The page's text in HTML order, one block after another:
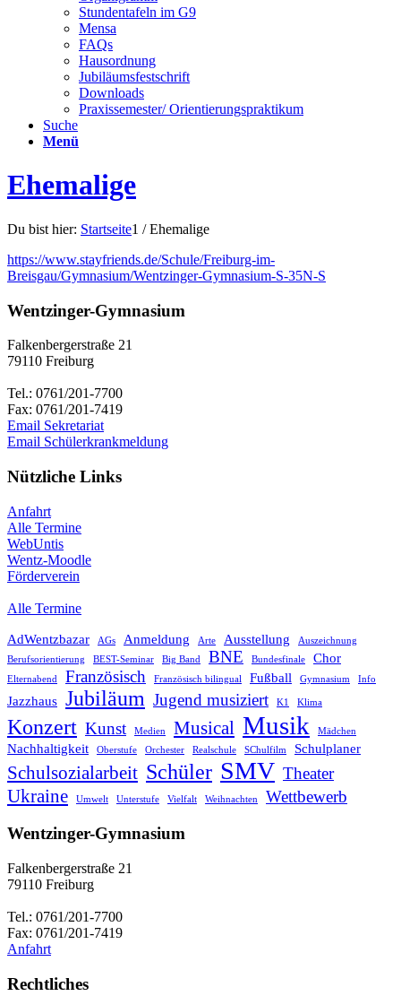
Stundentafeln im G9
Mensa
FAQs
Hausordnung
Jubiläumsfestschrift
Downloads
Praxissemester/ Orientierungspraktikum
Suche
Menü
Ehemalige
Du bist hier: Startseite1 / Ehemalige
https://www.stayfriends.de/Schule/Freiburg-im-
Breisgau/Gymnasium/Wentzinger-Gymnasium-S-35N-S
Wentzinger-Gymnasium
Falkenbergerstraße 21
79110 Freiburg
Tel.: 0761/201-7700
Fax: 0761/201-7419
Email Sekretariat
Email Schülerkrankmeldung
Nützliche Links
Anfahrt
Alle Termine
WebUntis
Wentz-Moodle
Förderverein
Alle Termine
AdWentzbazar AGs Anmeldung Arte Ausstellung
Auszeichnung
Berufsorientierung
BEST-Seminar Big Band BNE Bundesfinale Chor
Elternabend Französisch Französisch bilingual Fußball Gymnasium Info
Jazzhaus Jubiläum Jugend musiziert K1 Klima
Konzert Kunst Medien Musical Musik Mädchen
Nachhaltigkeit Oberstufe Orchester Realschule SChulfilm Schulplaner
Schulsozialarbeit Schüler SMV Theater
Ukraine Umwelt Unterstufe Vielfalt Weihnachten
Wettbewerb
Wentzinger-Gymnasium
Falkenbergerstraße 21
79110 Freiburg
Tel.: 0761/201-7700
Fax: 0761/201-7419
Anfahrt
Rechtliches